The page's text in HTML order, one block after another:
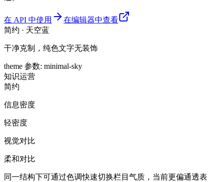
在 API 中使用
在编辑器中查看
简约 · 天空蓝
干净克制，纯色文字无装饰
theme 参数: minimal-sky
知识运营
简约
信息密度
轻密度
视觉对比
柔和对比
同一结构下可通过色调快速切换栏目气质，当前更偏通透表